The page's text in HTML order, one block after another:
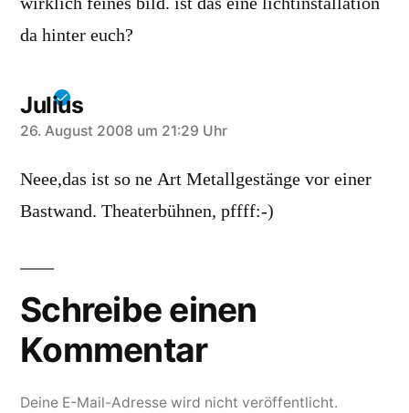
da hinter euch?
Julius
schreibt:
26. August 2008 um 21:29 Uhr
Neee,das ist so ne Art Metallgestänge vor einer
Bastwand. Theaterbühnen, pffff:-)
Schreibe einen
Kommentar
Deine E-Mail-Adresse wird nicht veröffentlicht.